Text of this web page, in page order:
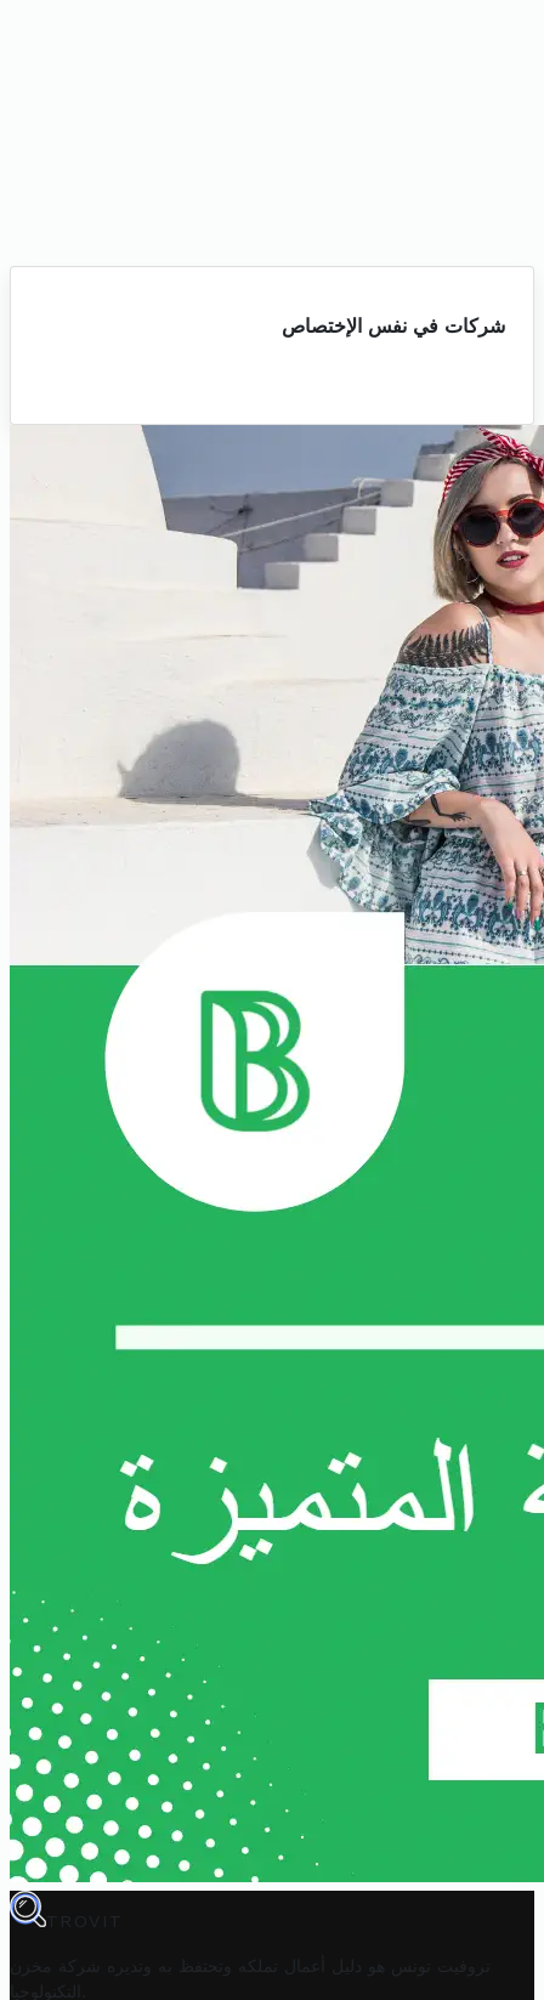
شركات في نفس الإختصاص
TROVIT
تروفيت تونس هو دليل أعمال تملكه وتحتفظ به وتديره
شركة مخزن
التكنولوجيا